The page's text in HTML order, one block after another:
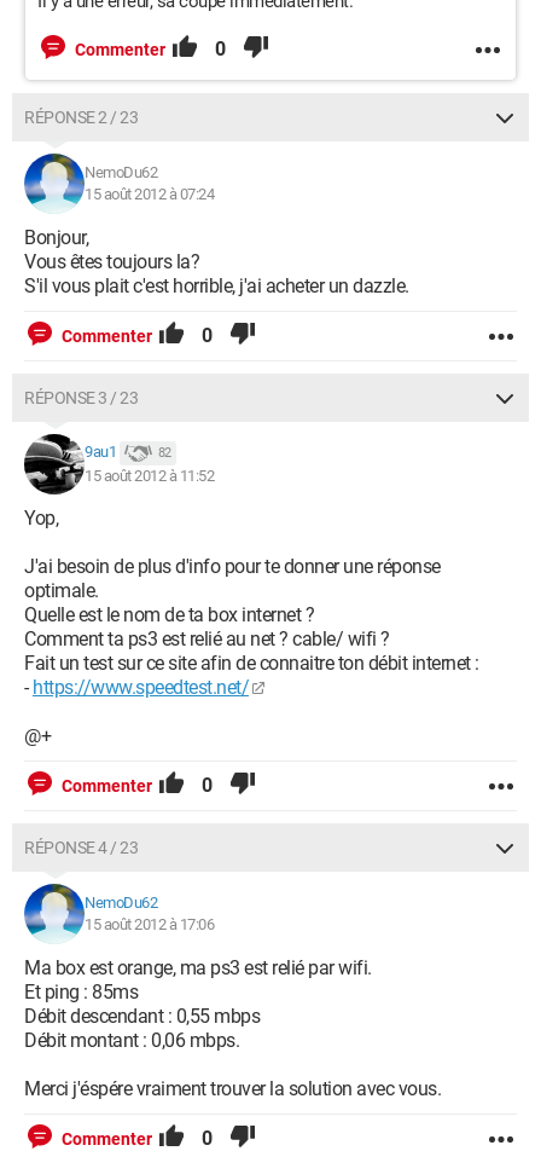
Commenter 0
RÉPONSE 2 / 23
NemoDu62
15 août 2012 à 07:24
Bonjour,
Vous êtes toujours la?
S'il vous plait c'est horrible, j'ai acheter un dazzle.
Commenter 0
RÉPONSE 3 / 23
9au1 82
15 août 2012 à 11:52
Yop,
J'ai besoin de plus d'info pour te donner une réponse
optimale.
Quelle est le nom de ta box internet ?
Comment ta ps3 est relié au net ? cable/ wifi ?
Fait un test sur ce site afin de connaitre ton débit internet :
- https://www.speedtest.net/
@+
Commenter 0
RÉPONSE 4 / 23
NemoDu62
15 août 2012 à 17:06
Ma box est orange, ma ps3 est relié par wifi.
Et ping : 85ms
Débit descendant : 0,55 mbps
Débit montant : 0,06 mbps.
Merci j'éspére vraiment trouver la solution avec vous.
Commenter 0